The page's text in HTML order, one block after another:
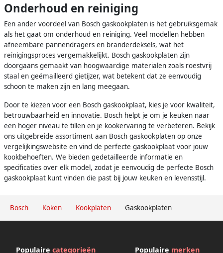
Bosch Koken Kookplaten Gaskookplaten
Onderhoud en reiniging
Een ander voordeel van Bosch gaskookplaten is het gebruiksgemak
als het gaat om onderhoud en reiniging. Veel modellen hebben
afneembare pannendragers en branderdeksels, wat het
reinigingsproces vergemakkelijkt. Bosch gaskookplaten zijn
doorgaans gemaakt van hoogwaardige materialen zoals roestvrij
staal en geëmailleerd gietijzer, wat betekent dat ze eenvoudig
schoon te maken zijn en lang meegaan.
Door te kiezen voor een Bosch gaskookplaat, kies je voor kwaliteit,
betrouwbaarheid en innovatie. Bosch helpt je om je keuken naar
een hoger niveau te tillen en je kookervaring te verbeteren. Bekijk
ons uitgebreide assortiment aan Bosch gaskookplaten op onze
vergelijkingswebsite en vind de perfecte gaskookplaat voor jouw
kookbehoeften. We bieden gedetailleerde informatie en
specificaties over elk model, zodat je eenvoudig de perfecte Bosch
gaskookplaat kunt vinden die past bij jouw keuken en levensstijl.
Populaire categorieën Populaire merken